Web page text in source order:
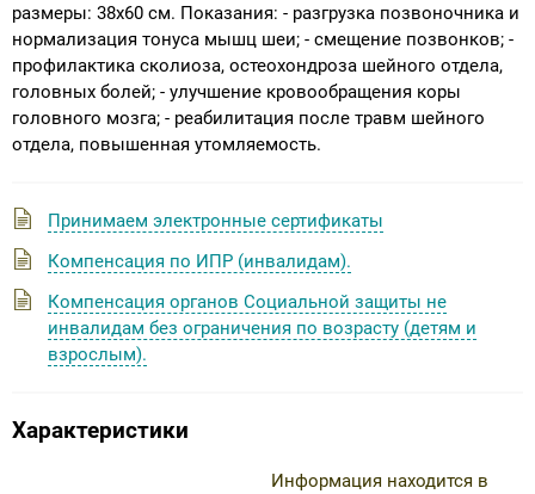
размеры: 38х60 см. Показания: - разгрузка позвоночника и
нормализация тонуса мышц шеи; - смещение позвонков; -
профилактика сколиоза, остеохондроза шейного отдела,
головных болей; - улучшение кровообращения коры
головного мозга; - реабилитация после травм шейного
отдела, повышенная утомляемость.
Принимаем электронные сертификаты
Компенсация по ИПР (инвалидам).
Компенсация органов Социальной защиты не
инвалидам без ограничения по возрасту (детям и
взрослым).
Характеристики
Информация находится в